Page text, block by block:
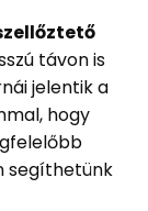
távon is
jelentik a
hogy
segíthetünk